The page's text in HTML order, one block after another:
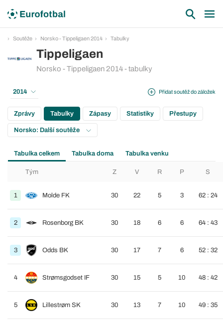
Soutěže Norsko - Tippeligaen 2014 Tabulky
Tippeligaen
Norsko - Tippeligaen 2014 - tabulky
Přidat soutěž do záložek
2014
Zprávy Tabulky Zápasy Statistiky Přestupy
Norsko: Další soutěže
Tabulka celkem Tabulka doma Tabulka venku
Tým Z V R P S
1 Molde FK 30 22 5 3 62 : 24
2 Rosenborg BK 30 18 6 6 64 : 43
3 Odds BK 30 17 7 6 52 : 32
4 Strømsgodset IF 30 15 5 10 48 : 42
5 Lillestrøm SK 30 13 7 10 49 : 35